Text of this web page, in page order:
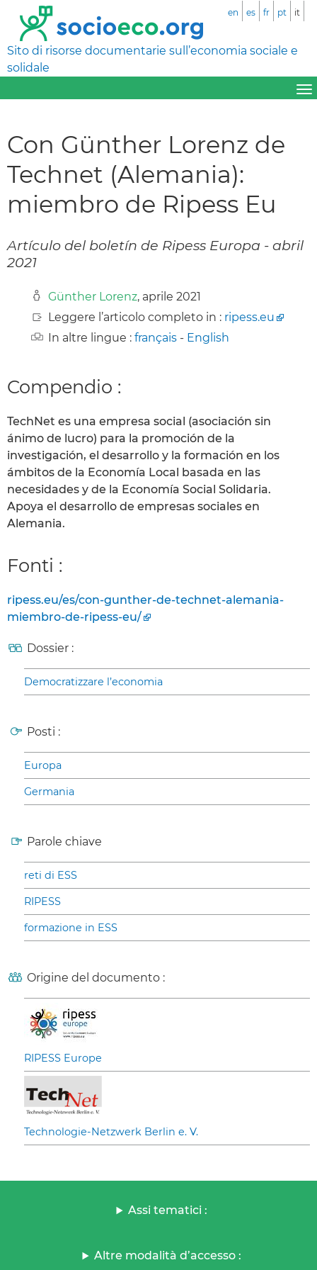
Sito di risorse documentarie sull’economia sociale e
solidale
en es fr pt it
Con Günther Lorenz de
Technet (Alemania):
miembro de Ripess Eu
Artículo del boletín de Ripess Europa - abril
2021
Günther Lorenz, aprile 2021
Leggere l’articolo completo in : ripess.eu
In altre lingue : français - English
Compendio :
TechNet es una empresa social (asociación sin
ánimo de lucro) para la promoción de la
investigación, el desarrollo y la formación en los
ámbitos de la Economía Local basada en las
necesidades y de la Economía Social Solidaria.
Apoya el desarrollo de empresas sociales en
Alemania.
Fonti :
ripess.eu/es/con-gunther-de-technet-alemania-
miembro-de-ripess-eu/
Dossier :
Democratizzare l’economia
Posti :
Europa
Germania
Parole chiave
reti di ESS
RIPESS
formazione in ESS
Origine del documento :
RIPESS Europe
Technologie-Netzwerk Berlin e. V.
Assi tematici :
Altre modalità d’accesso :